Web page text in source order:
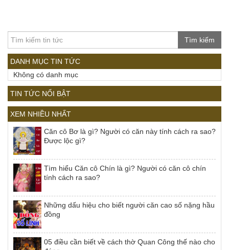
Tìm kiếm
DANH MỤC TIN TỨC
Không có danh mục
TIN TỨC NỔI BẬT
XEM NHIỀU NHẤT
Căn cô Bơ là gì? Người có căn này tính cách ra sao?
Được lộc gì?
Tìm hiểu Căn cô Chín là gì? Người có căn cô chín
tính cách ra sao?
Những dấu hiệu cho biết người căn cao số nặng hầu
đồng
05 điều cần biết về cách thờ Quan Công thế nào cho